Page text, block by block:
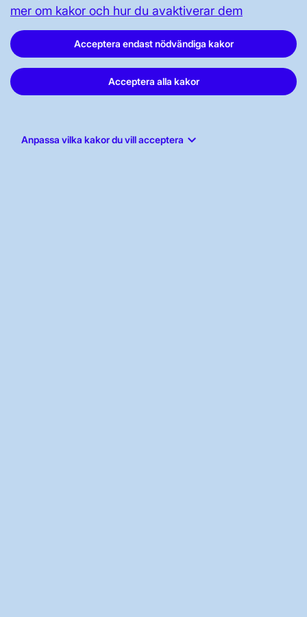
mer om kakor och hur du avaktiverar dem
Acceptera endast nödvändiga kakor
Acceptera alla kakor
Anpassa vilka kakor du vill acceptera keyboard_arrow_down
OM WEBBPLATSEN
GENVÄGAR